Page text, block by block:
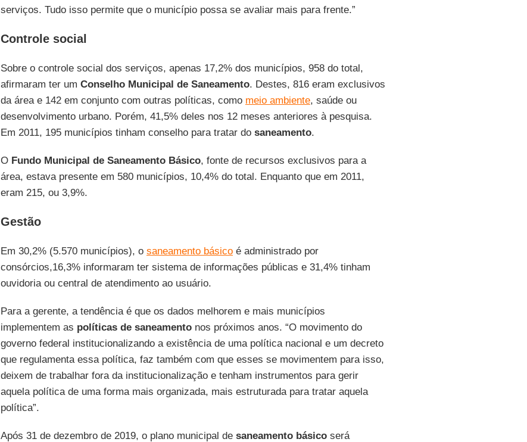
serviços. Tudo isso permite que o município possa se avaliar mais para frente.”
Controle social
Sobre o controle social dos serviços, apenas 17,2% dos municípios, 958 do total,
afirmaram ter um Conselho Municipal de Saneamento. Destes, 816 eram exclusivos
da área e 142 em conjunto com outras políticas, como meio ambiente, saúde ou
desenvolvimento urbano. Porém, 41,5% deles nos 12 meses anteriores à pesquisa.
Em 2011, 195 municípios tinham conselho para tratar do saneamento.
O Fundo Municipal de Saneamento Básico, fonte de recursos exclusivos para a
área, estava presente em 580 municípios, 10,4% do total. Enquanto que em 2011,
eram 215, ou 3,9%.
Gestão
Em 30,2% (5.570 municípios), o saneamento básicoé administrado por
consórcios,16,3% informaram ter sistema de informações públicas e 31,4% tinham
ouvidoria ou central de atendimento ao usuário.
Para a gerente, a tendência é que os dados melhorem e mais municípios
implementem as políticas de saneamentonos próximos anos. “O movimento do
governo federal institucionalizando a existência de uma política nacional e um decreto
que regulamenta essa política, faz também com que esses se movimentem para isso,
deixem de trabalhar fora da institucionalização e tenham instrumentos para gerir
aquela política de uma forma mais organizada, mais estruturada para tratar aquela
política”.
Após 31 de dezembro de 2019, o plano municipal de saneamento básicoserá